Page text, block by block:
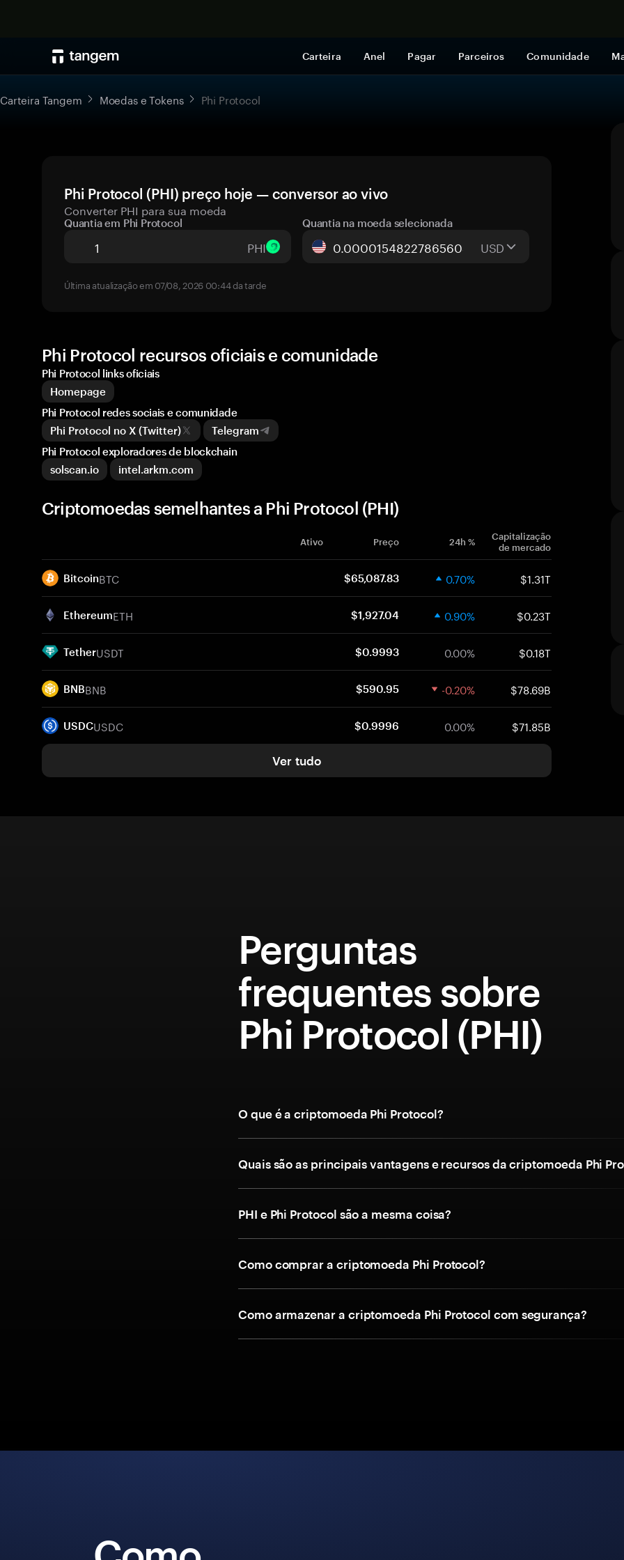
Carteira Anel Pagar Parceiros Comunidade
Carteira Tangem Moedas e Tokens Phi Protocol
Phi Protocol (PHI) preço hoje — conversor ao vivo
Converter PHI para sua moeda
Quantia em Phi Protocol
PHI
Quantia na moeda selecionada
USD
Última atualização em 07/08, 2026 00:44 da tarde
Phi Protocol recursos oficiais e comunidade
Phi Protocol links oficiais
Homepage
Phi Protocol redes sociais e comunidade
Phi Protocol no X (Twitter)
Telegram
Phi Protocol exploradores de blockchain
solscan.io
intel.arkm.com
Criptomoedas semelhantes a Phi Protocol (PHI)
Ativo Preço 24h %
Capitalização
de mercado
BitcoinBTC $65,087.83 0.70% $1.31T
EthereumETH $1,927.04 0.90% $0.23T
TetherUSDT $0.9993 0.00% $0.18T
BNBBNB $590.95 -0.20% $78.69B
USDCUSDC $0.9996 0.00% $71.85B
Ver tudo
Perguntas
frequentes sobre
Phi Protocol (PHI)
O que é a criptomoeda Phi Protocol?
Quais são as principais vantagens e recursos da criptomoeda Phi
PHI e Phi Protocol são a mesma coisa?
Como comprar a criptomoeda Phi Protocol?
Como armazenar a criptomoeda Phi Protocol com segurança?